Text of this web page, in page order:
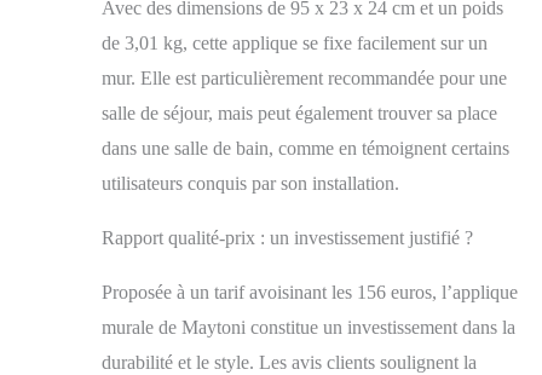
Luminosité réglable
: grâce à la
différentes ampoules
avec différentes
luminosités, vous
l'éclairage selon vos
Avec des dimensions de 95 x 23 x 24 cm et un poids
de 3,01 kg, cette applique se fixe facilement sur un
mur. Elle est particulièrement recommandée pour une
salle de séjour, mais peut également trouver sa place
dans une salle de bain, comme en témoignent certains
utilisateurs conquis par son installation.
Rapport qualité-prix : un investissement justifié ?
Proposée à un tarif avoisinant les 156 euros, l’applique
murale de Maytoni constitue un investissement dans la
durabilité et le style. Les avis clients soulignent la